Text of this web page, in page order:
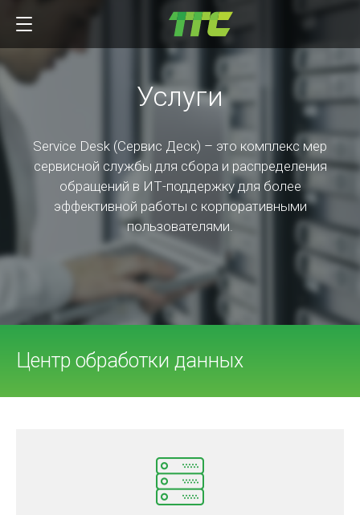
Услуги
Service Desk (Сервис Деск) – это комплекс мер
сервисной службы для сбора и распределения
обращений в ИТ-поддержку для более
эффективной работы с корпоративными
пользователями.
Центр обработки данных